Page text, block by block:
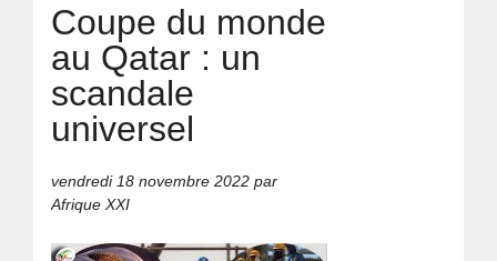
Coupe du monde
au Qatar : un
scandale
universel
vendredi 18 novembre 2022 par
Afrique XXI